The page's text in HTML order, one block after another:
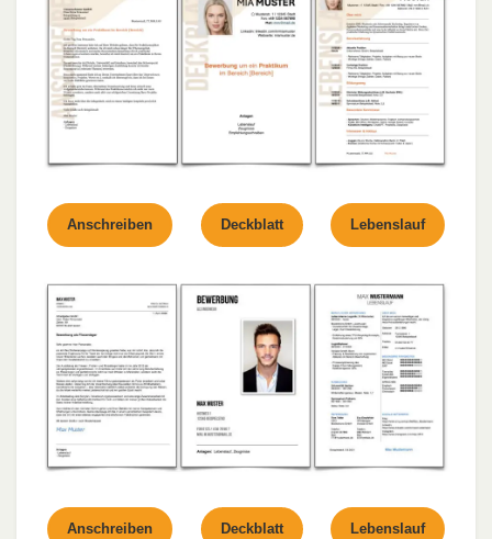
Anschreiben Deckblatt Lebenslauf
Anschreiben Deckblatt Lebenslauf